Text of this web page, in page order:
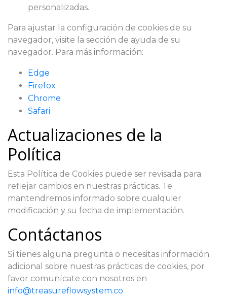
personalizadas.
Para ajustar la configuración de cookies de su
navegador, visite la sección de ayuda de su
navegador. Para más información:
Edge
Firefox
Chrome
Safari
Actualizaciones de la
Política
Esta Política de Cookies puede ser revisada para
reflejar cambios en nuestras prácticas. Te
mantendremos informado sobre cualquier
modificación y su fecha de implementación.
Contáctanos
Si tienes alguna pregunta o necesitas información
adicional sobre nuestras prácticas de cookies, por
favor comunícate con nosotros en
info@treasureflowsystem.co.